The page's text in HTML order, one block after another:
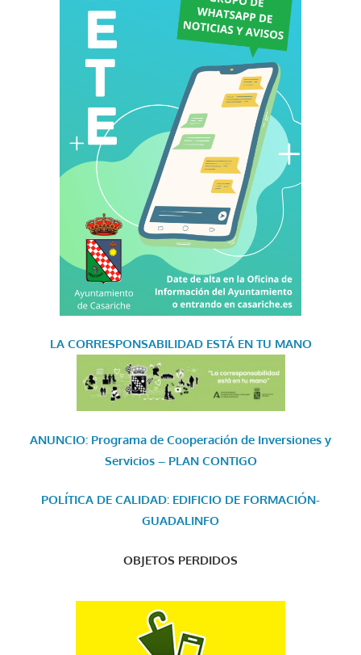
LA CORRESPONSABILIDAD ESTÁ EN TU MANO
ANUNCIO: Programa de Cooperación de Inversiones y
Servicios – PLAN CONTIGO
POLÍTICA DE CALIDAD: EDIFICIO DE FORMACIÓN-
GUADALINFO
OBJETOS PERDIDOS